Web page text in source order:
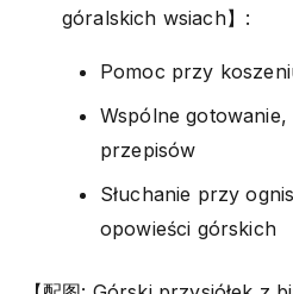
góralskich wsiach】:
Pomoc przy
Wspólne
przepisów
Słuchanie przy
opowieści górskich